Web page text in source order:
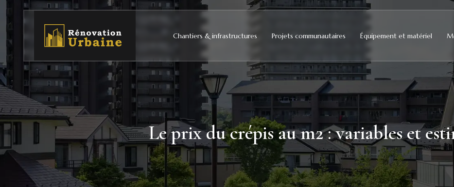
Chantiers & infrastructures Projets communautaires Équipement et matériel
Le prix du crépis au m2 : variables et